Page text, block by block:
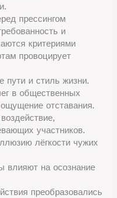
прессингом
и
критериями
провоцирует
пути и стиль жизни.
в общественных
отставания.
участников.
лёгкости чужих
влияют на осознание
преобразовались